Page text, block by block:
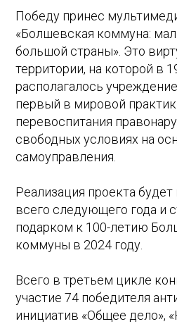
Победу принес
«Болшевская коммуна:
большой страны». Это
территории, на которой в
располагалось
первый в мировой
перевоспитания
свободных условиях на
самоуправления.
Реализация проекта
всего следующего года и
подарком к 100-летию
коммуны в 2024 году.
Всего в третьем цикле
участие 74 победителя
инициатив «Общее дело»,